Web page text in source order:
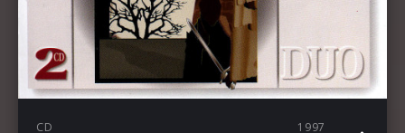
CD 1997